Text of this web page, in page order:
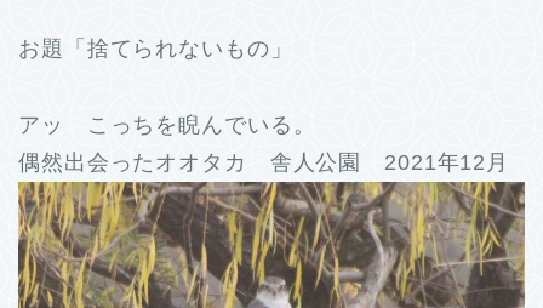
お題「捨てられないもの」
アッ こっちを睨んでいる。
偶然出会ったオオタカ 舎人公園 2021年12月